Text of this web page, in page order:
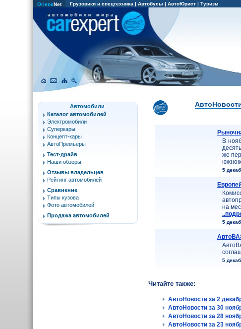
OriensNet Грузовики и спецтехника | Автобусы | АвтоЮрист | Туризм
В
же
5
на
5
5
Читайте также:
АвтоНовости за 2
АвтоНовости за 30
АвтоНовости за 28
АвтоНовости за 23
Автомобили
Каталог автомобилей
Электромобили
Суперкары
Концепт-кары
АвтоПремьеры
Тест-драйв
Наши обзоры
Отзывы владельцев
Рейтинг автомобилей
Сравнение
Типы кузова
Фото автомобилей
Продажа автомобилей